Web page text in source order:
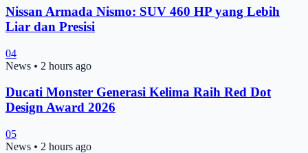
Nissan Armada Nismo: SUV 460 HP yang Lebih
Liar dan Presisi
04
News • 2 hours ago
Ducati Monster Generasi Kelima Raih Red Dot
Design Award 2026
05
News • 2 hours ago